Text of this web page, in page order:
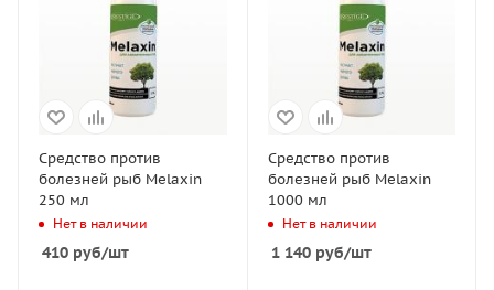
Средство против
болезней рыб Melaxin
250 мл
Нет в наличии
410 руб/шт
Средство против
болезней рыб Melaxin
1000 мл
Нет в наличии
1 140руб/шт